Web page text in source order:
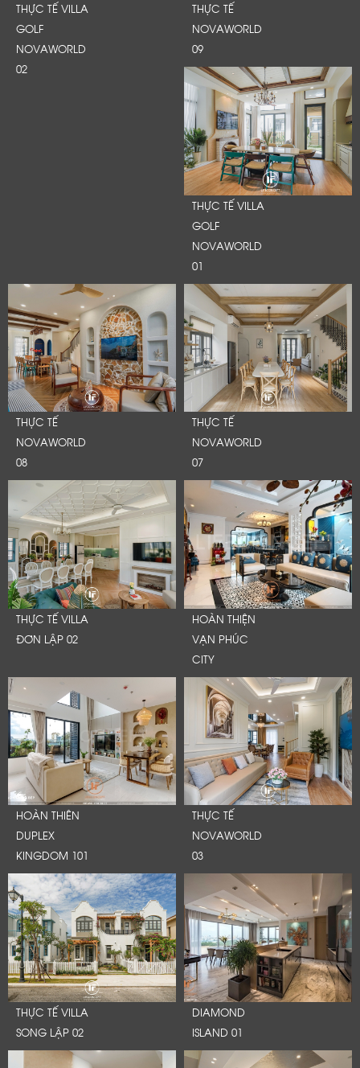
THỰC TẾ VILLA
GOLF
NOVAWORLD
02
THỰC TẾ
NOVAWORLD
09
THỰC TẾ VILLA
GOLF
NOVAWORLD
01
THỰC TẾ
NOVAWORLD
08
THỰC TẾ
NOVAWORLD
07
THỰC TẾ VILLA
ĐƠN LẬP 02
HOÀN THIỆN
VẠN PHÚC
CITY
HOÀN THIÊN
DUPLEX
KINGDOM 101
THỰC TẾ
NOVAWORLD
03
THỰC TẾ VILLA
SONG LẬP 02
DIAMOND
ISLAND 01